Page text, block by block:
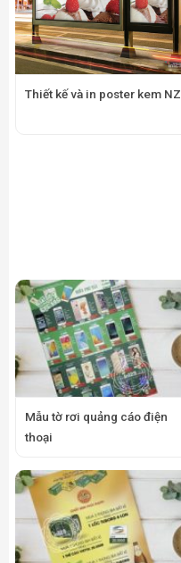
Thiết kế và in poster kem NZ
Mẫu tờ rơi quảng cáo điện
thoại